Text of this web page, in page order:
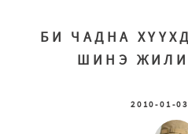
БИ ЧАДНА
ШИНЭ
2010-01-